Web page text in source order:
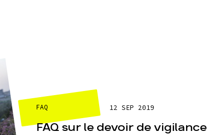
FAQ 12 SEP 2019
FAQ sur le devoir de vigilance